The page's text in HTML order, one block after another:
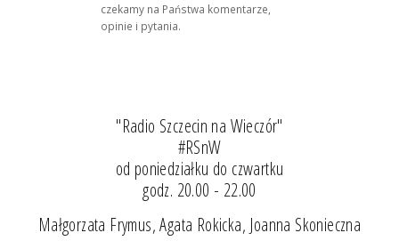
czekamy na Państwa komentarze,
opinie i pytania.
"Radio Szczecin na Wieczór"
#RSnW
od poniedziałku do czwartku
godz. 20.00 - 22.00
Małgorzata Frymus, Agata Rokicka, Joanna Skonieczna